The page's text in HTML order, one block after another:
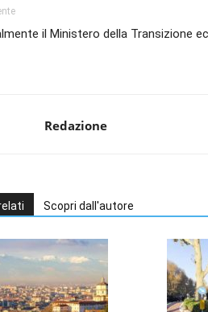
il Ministero della Transizione
Redazione
Scopri dall'autore